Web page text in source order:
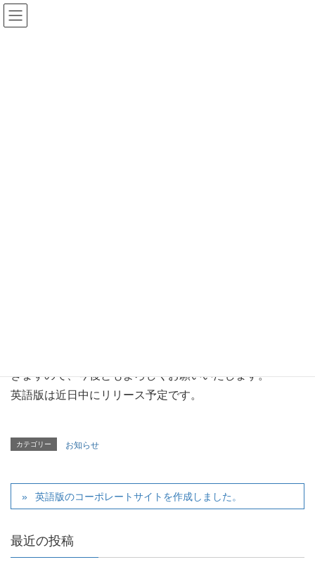
きますので、今後ともよろしくお願いいたします。
英語版は近日中にリリース予定です。
カテゴリー お知らせ
英語版のコーポレートサイトを作成しました。
最近の投稿